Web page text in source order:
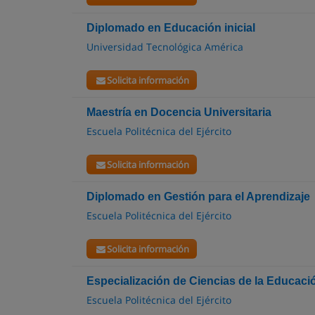
Diplomado en Educación inicial
Universidad Tecnológica América
Solicita información
Maestría en Docencia Universitaria
Escuela Politécnica del Ejército
Solicita información
Diplomado en Gestión para el Aprendizaje
Escuela Politécnica del Ejército
Solicita información
Especialización de Ciencias de la
Escuela Politécnica del Ejército